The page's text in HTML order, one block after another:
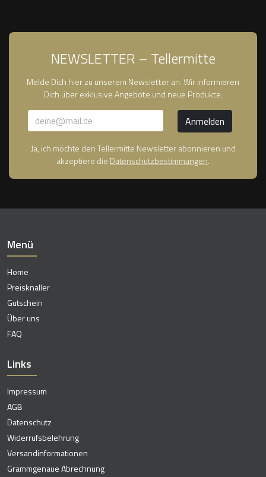
NEWSLETTER – Tellermitte
Melde Dich hier zu unserem Newsletter an. Wir informieren
Dich über exklusive Angebote und neue Produkte.
Ja, ich möchte den Tellermitte Newsletter abonnieren und
akzeptiere die Datenschutzbestimmungen.
Menü
Home
Preisknaller
Gutschein
Über uns
FAQ
Links
Impressum
AGB
Datenschutz
Widerrufsbelehrung
Versandinformationen
Grammgenaue Abrechnung